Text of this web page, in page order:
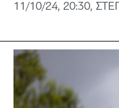
11/10/24, 20:30,